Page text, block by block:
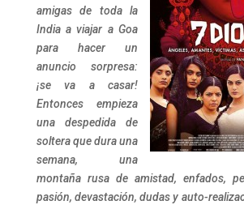
amigas de toda la
India a viajar a Goa
para hacer un
anuncio sorpresa:
¡se va a casar!
Entonces empieza
una despedida de
soltera que dura una
semana, una
montaña rusa de amistad, enfados,
pasión, devastación, dudas y auto-